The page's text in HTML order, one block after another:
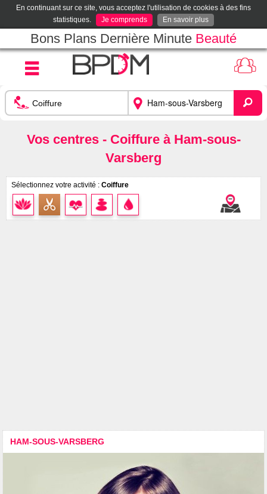
En continuant sur ce site, vous acceptez l'utilisation de cookies à des fins
statistiques.
Je comprends En savoir plus
Bons Plans Dernière Minute Beauté
Vos centres - Coiffure à Ham-sous-
Varsberg
Sélectionnez votre activité : Coiffure
HAM-SOUS-VARSBERG